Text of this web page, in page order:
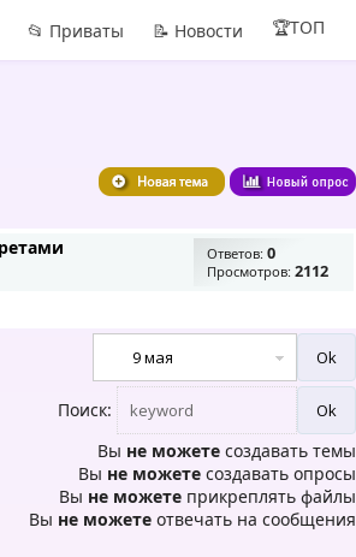
📂 Приваты 📝 Новости 🏆ТОП
Ответов: 0
Просмотров: 2112
Поиск:
Вы не можете создавать темы
Вы не можете создавать опросы
Вы не можете прикреплять файлы
Вы не можете отвечать на сообщения